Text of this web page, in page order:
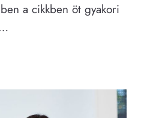
a cikkben öt gyakori